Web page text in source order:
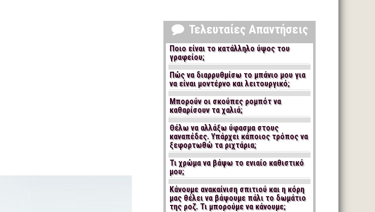
Τελευταίες Απαντήσεις
Ποιο είναι το κατάλληλο ύψος του
γραφείου;
Πώς να διαρρυθμίσω το μπάνιο μου για
να είναι μοντέρνο και λειτουργικό;
Μπορούν οι σκούπες ρομπότ να
καθαρίσουν τα χαλιά;
Θέλω να αλλάξω ύφασμα στους
καναπέδες. Υπάρχει κάποιος τρόπος να
ξεφορτωθώ τα ριχτάρια;
Τι χρώμα να βάψω το ενιαίο καθιστικό
μου;
Κάνουμε ανακαίνιση σπιτιού και η κόρη
μας θέλει να βάψουμε πάλι το δωμάτιο
της ροζ. Τι μπορούμε να κάνουμε;